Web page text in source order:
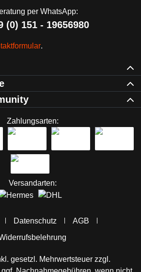
per WhatsApp:
(0) 151 - 19656980
.
Zahlungsarten:
Versandarten:
Datenschutz
AGB
gesetzl. Mehrwertsteuer zzgl.